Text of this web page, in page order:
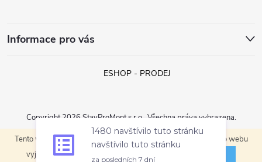
Tento web používá soubory cookie. Dalším procházením tohoto webu
vyjadřujete souhlas s jejich používáním.
Informace pro vás
ESHOP - PRODEJ
Vytvořil Shoptet
Copyright 2026StavProMont s.r.o. . Všechna práva vyhrazena.
navštívilo tuto stránku